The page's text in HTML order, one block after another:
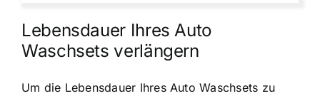
Lebensdauer Ihres Auto
Waschsets verlängern
Um die Lebensdauer Ihres Auto Waschsets zu